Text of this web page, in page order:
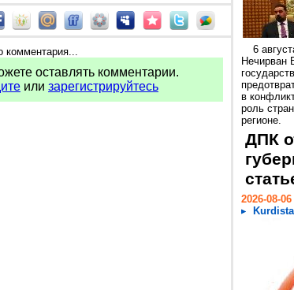
комментария...
оставлять комментарии.
или зарегистрируйтесь
6
Нечирван
в
роль
регионе.
ДПК
2026-08-06